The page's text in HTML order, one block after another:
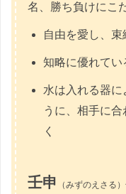
名、勝ち負けにこ
自由を愛し、束
知略に優れて
水は入れる器に
うに、相手に
く
壬申 （みずのえさる